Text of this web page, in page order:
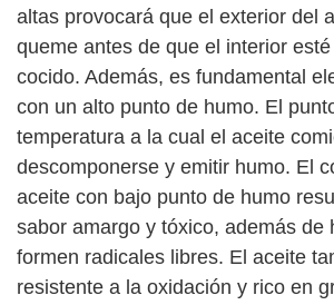
altas provocará que el exterior del
queme antes de que el interior
cocido. Además, es fundamental
con un alto punto de humo. El
temperatura a la cual el aceite
descomponerse y emitir humo. El
aceite con bajo punto de humo
sabor amargo y tóxico, además de
formen radicales libres. El aceite
resistente a la oxidación y rico en